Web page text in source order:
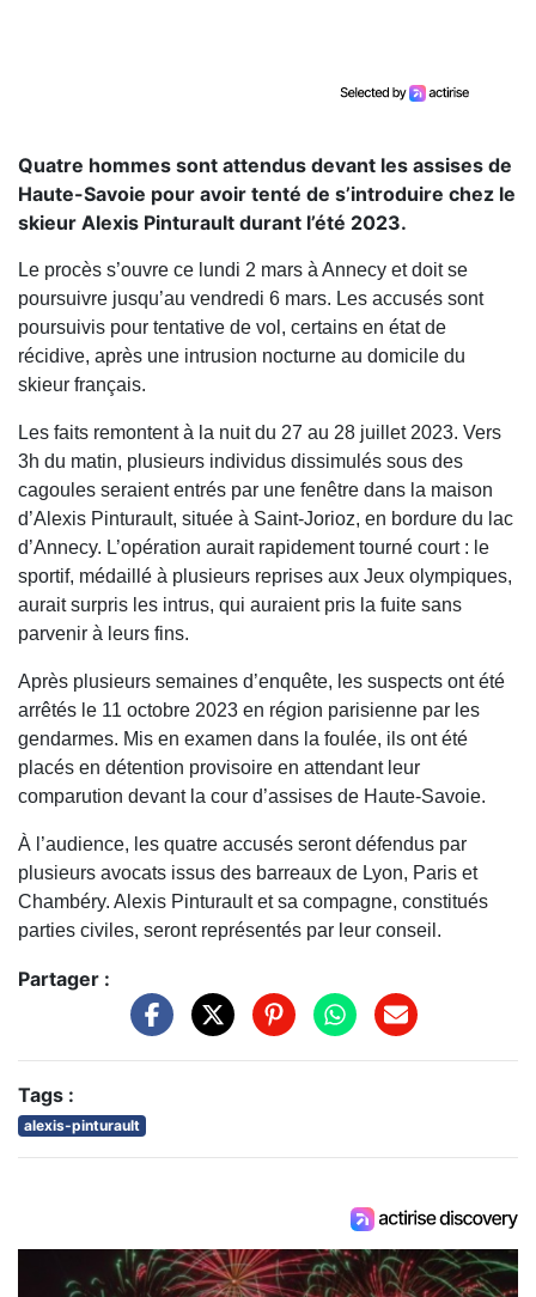
Quatre hommes sont attendus devant les assises de
Haute-Savoie pour avoir tenté de s’introduire chez le
skieur Alexis Pinturault durant l’été 2023.
Le procès s’ouvre ce lundi 2 mars à Annecy et doit se
poursuivre jusqu’au vendredi 6 mars. Les accusés sont
poursuivis pour tentative de vol, certains en état de
récidive, après une intrusion nocturne au domicile du
skieur français.
Les faits remontent à la nuit du 27 au 28 juillet 2023. Vers
3h du matin, plusieurs individus dissimulés sous des
cagoules seraient entrés par une fenêtre dans la maison
d’Alexis Pinturault, située à Saint-Jorioz, en bordure du lac
d’Annecy. L’opération aurait rapidement tourné court : le
sportif, médaillé à plusieurs reprises aux Jeux olympiques,
aurait surpris les intrus, qui auraient pris la fuite sans
parvenir à leurs fins.
Après plusieurs semaines d’enquête, les suspects ont été
arrêtés le 11 octobre 2023 en région parisienne par les
gendarmes. Mis en examen dans la foulée, ils ont été
placés en détention provisoire en attendant leur
comparution devant la cour d’assises de Haute-Savoie.
À l’audience, les quatre accusés seront défendus par
plusieurs avocats issus des barreaux de Lyon, Paris et
Chambéry. Alexis Pinturault et sa compagne, constitués
parties civiles, seront représentés par leur conseil.
Partager :
Tags :
alexis-pinturault